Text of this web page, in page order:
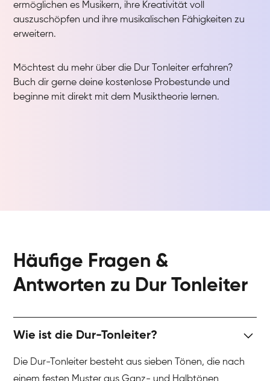
ermöglichen es Musikern, ihre Kreativität voll
auszuschöpfen und ihre musikalischen Fähigkeiten zu
erweitern.
Möchtest du mehr über die Dur Tonleiter erfahren?
Buch dir gerne deine kostenlose Probestunde und
beginne mit direkt mit dem Musiktheorie lernen.
Häufige Fragen &
Antworten zu Dur Tonleiter
Wie ist die Dur-Tonleiter?
Die Dur-Tonleiter besteht aus sieben Tönen, die nach